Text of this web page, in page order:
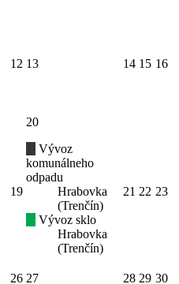
12 13 14 15 16
19
20
Vývoz
komunálneho
odpadu
Hrabovka
(Trenčín)
Vývoz sklo
Hrabovka
(Trenčín)
21 22 23
26 27 28 29 30